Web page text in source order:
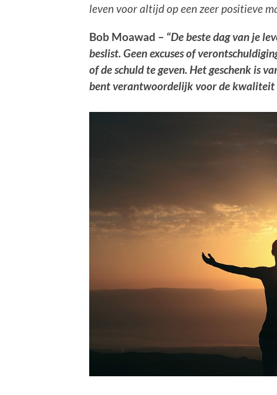
leven voor altijd op een zeer positieve
Bob Moawad – “De beste dag van je
beslist. Geen excuses of
of de schuld te geven. Het geschenk is
bent verantwoordelijk voor de kwaliteit